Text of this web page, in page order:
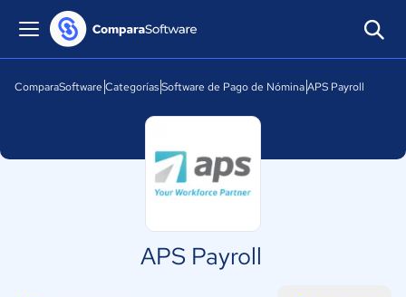
ComparaSoftware CategoríasSoftware de Pago de NóminaAPS Payroll
APS Payroll